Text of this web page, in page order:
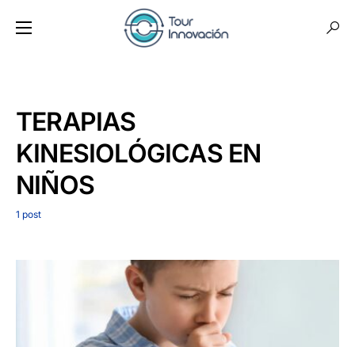
TERAPIAS
KINESIOLÓGICAS EN
NIÑOS
1 post